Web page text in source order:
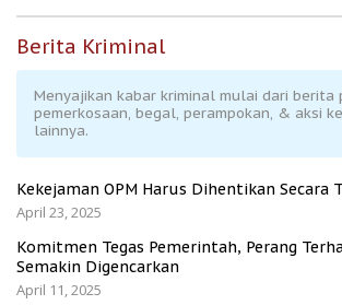
Berita Kriminal
Menyajikan kabar kriminal mulai dari berita
pemerkosaan, begal, perampokan, & aksi
lainnya.
Kekejaman OPM Harus Dihentikan Secara
April 23, 2025
Komitmen Tegas Pemerintah, Perang
Semakin Digencarkan
April 11, 2025